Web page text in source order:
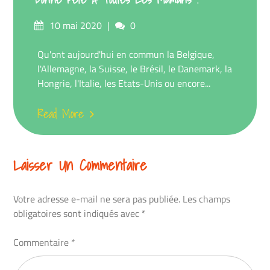
Posted10 mai 2020 Comments
0
Qu'ont aujourd'hui en commun la Belgique,
l'Allemagne, la Suisse, le Brésil, le Danemark, la
Hongrie, l'Italie, les Etats-Unis ou encore...
Read More
Laisser Un Commentaire
Votre adresse e-mail ne sera pas publiée. Les champs
obligatoires sont indiqués avec *
Commentaire *